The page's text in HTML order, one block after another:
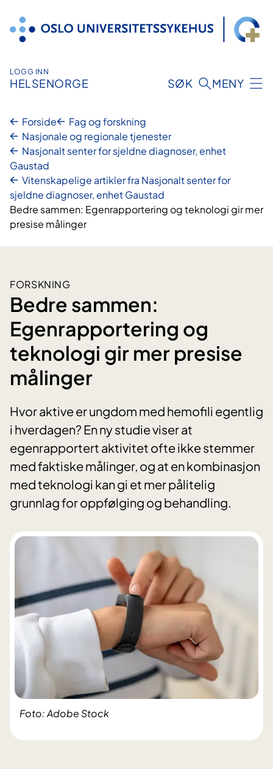
innhold
LOGG INN
HELSENORGE SØK MENY
Forside
Fag og forskning
Nasjonale og regionale tjenester
Nasjonalt senter for sjeldne diagnoser, enhet
Gaustad
Vitenskapelige artikler fra Nasjonalt senter for
sjeldne diagnoser, enhet Gaustad
Bedre sammen: Egenrapportering og teknologi gir mer
presise målinger
FORSKNING
Bedre sammen:
Egenrapportering og
teknologi gir mer presise
målinger
Hvor aktive er ungdom med hemofili egentlig
i hverdagen? En ny studie viser at
egenrapportert aktivitet ofte ikke stemmer
med faktiske målinger, og at en kombinasjon
med teknologi kan gi et mer pålitelig
grunnlag for oppfølging og behandling.
Foto: Adobe Stock